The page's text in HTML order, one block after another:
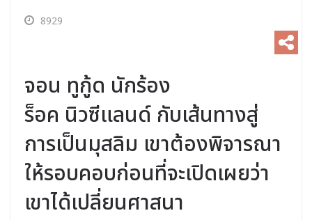
8929
จอน ทูกู้ด นักร้อง
ร็อค นิวซีแลนด์ กับเส้นทางสู่
การเป็นมุสลิม เขาต้องพิจารณา
ให้รอบคอบก่อนที่จะเปิดเผยว่า
เขาได้เปลี่ยนศาสนา